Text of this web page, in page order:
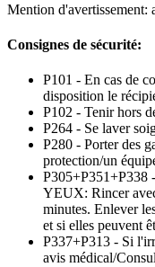
Mention d'avertissement:
Consignes de sécurité:
P101 - En cas de
disposition le
P102 - Tenir hors
P264 - Se laver
P280 - Porter des
protection/un
YEUX: Rincer
minutes. Enlever
et si elles peuvent
P337+P313 - Si
avis médical/